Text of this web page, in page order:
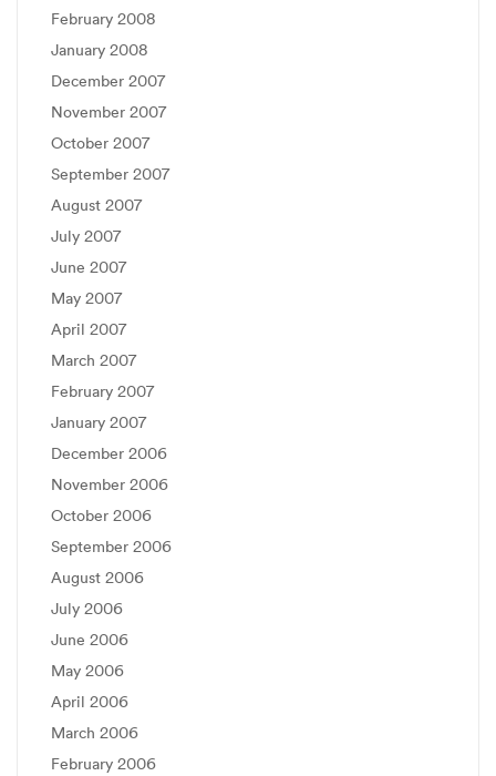
February 2008
January 2008
December 2007
November 2007
October 2007
September 2007
August 2007
July 2007
June 2007
May 2007
April 2007
March 2007
February 2007
January 2007
December 2006
November 2006
October 2006
September 2006
August 2006
July 2006
June 2006
May 2006
April 2006
March 2006
February 2006